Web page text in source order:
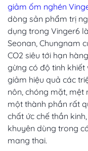
giảm ốm nghén
dòng sản phẩm trị
dụng trong Vinger6
Seonan, Chungnam
CO2 siêu tới hạn
gừng có độ tinh
giảm hiệu quả các
nôn, chóng mặt, mệt
một thành phần rất
chất ức chế thần
khuyên dùng trong
mang thai.